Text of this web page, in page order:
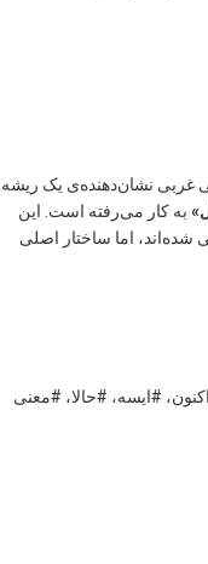
غربی نشان‌دهنده‌ی یک
به کار می‌رفته است. این
اما ساختار اصلی
به عنوان: ، ایسه، حالا،
معنی